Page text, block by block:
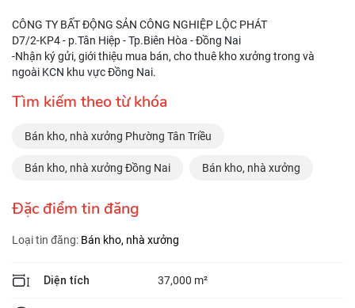
CÔNG TY BẤT ĐỘNG SẢN CÔNG NGHIỆP LỘC PHÁT
D7/2-KP4 - p.Tân Hiệp - Tp.Biên Hòa - Đồng Nai
-Nhận ký gửi, giới thiệu mua bán, cho thuê kho xưởng trong và
ngoài KCN khu vực Đồng Nai.
Tìm kiếm theo từ khóa
Bán kho, nhà xưởng Phường Tân Triều
Bán kho, nhà xưởng Đồng Nai Bán kho, nhà xưởng
Đặc điểm tin đăng
Loại tin đăng: Bán kho, nhà xưởng
Diện tích 37,000 m²